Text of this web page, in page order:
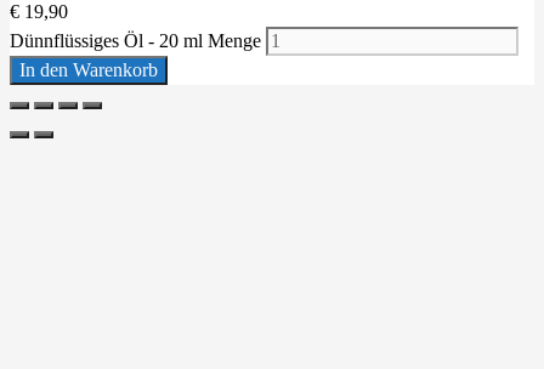
€ 19,90
Dünnflüssiges Öl - 20 ml Menge
In den Warenkorb